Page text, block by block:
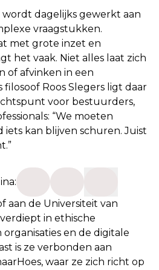
wordt dagelijks gewerkt aan
vraagstukken.
met grote inzet en
het vaak. Niet alles laat zich
of afvinken in een
Roos Slegers ligt daar
voor bestuurders,
“We moeten
kan blijven schuren. Juist
aan de Universiteit van
in ethische
en de digitale
is ze verbonden aan
waar ze zich richt op